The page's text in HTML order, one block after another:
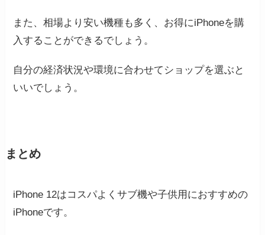
また、相場より安い機種も多く、お得にiPhoneを購
入することができるでしょう。
自分の経済状況や環境に合わせてショップを選ぶと
いいでしょう。
まとめ
iPhone 12はコスパよくサブ機や子供用におすすめの
iPhoneです。